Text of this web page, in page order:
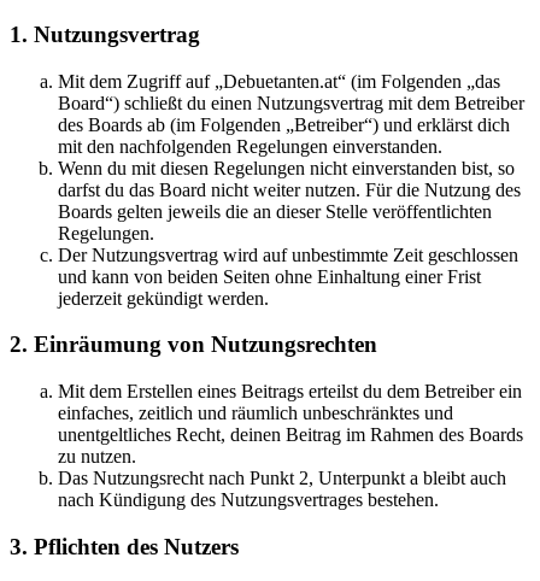
1. Nutzungsvertrag
Mit dem Zugriff auf „Debuetanten.at“ (im Folgenden „das
Board“) schließt du einen Nutzungsvertrag mit dem Betreiber
des Boards ab (im Folgenden „Betreiber“) und erklärst dich
mit den nachfolgenden Regelungen einverstanden.
Wenn du mit diesen Regelungen nicht einverstanden bist, so
darfst du das Board nicht weiter nutzen. Für die Nutzung des
Boards gelten jeweils die an dieser Stelle veröffentlichten
Regelungen.
Der Nutzungsvertrag wird auf unbestimmte Zeit geschlossen
und kann von beiden Seiten ohne Einhaltung einer Frist
jederzeit gekündigt werden.
2. Einräumung von Nutzungsrechten
Mit dem Erstellen eines Beitrags erteilst du dem Betreiber ein
einfaches, zeitlich und räumlich unbeschränktes und
unentgeltliches Recht, deinen Beitrag im Rahmen des Boards
zu nutzen.
Das Nutzungsrecht nach Punkt 2, Unterpunkt a bleibt auch
nach Kündigung des Nutzungsvertrages bestehen.
3. Pflichten des Nutzers